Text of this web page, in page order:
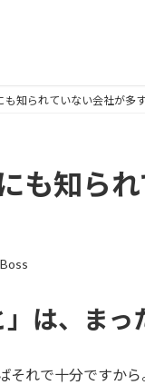
も知られていない会社が多す
も知ら
は、まっ
それで十分ですから